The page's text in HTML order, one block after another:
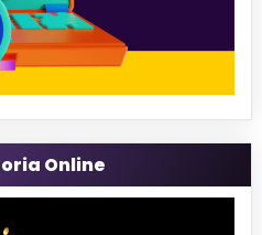
Online